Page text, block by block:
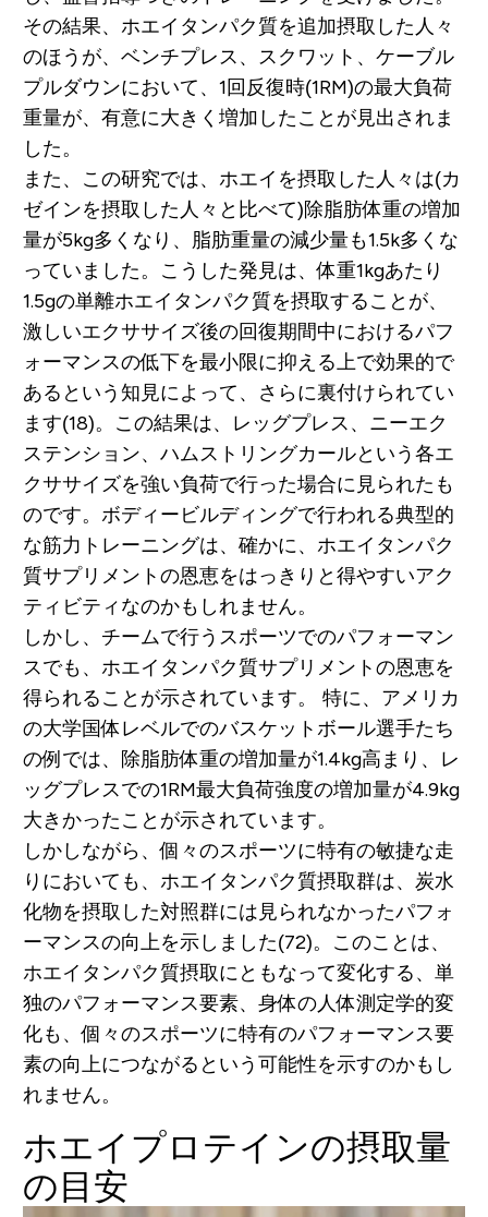
その結果、ホエイタンパク質を追加摂取した人々
のほうが、ベンチプレス、スクワット、ケーブル
プルダウンにおいて、1回反復時(1RM)の最大負荷
重量が、有意に大きく増加したことが見出されま
した。
また、この研究では、ホエイを摂取した人々は(カ
ゼインを摂取した人々と比べて)除脂肪体重の増加
量が5kg多くなり、脂肪重量の減少量も1.5k多くな
っていました。こうした発見は、体重1kgあたり
1.5gの単離ホエイタンパク質を摂取することが、
激しいエクササイズ後の回復期間中におけるパフ
ォーマンスの低下を最小限に抑える上で効果的で
あるという知見によって、さらに裏付けられてい
ます(18)。この結果は、レッグプレス、ニーエク
ステンション、ハムストリングカールという各エ
クササイズを強い負荷で行った場合に見られたも
のです。ボディービルディングで行われる典型的
な筋力トレーニングは、確かに、ホエイタンパク
質サプリメントの恩恵をはっきりと得やすいアク
ティビティなのかもしれません。
しかし、チームで行うスポーツでのパフォーマン
スでも、ホエイタンパク質サプリメントの恩恵を
得られることが示されています。 特に、アメリカ
の大学国体レベルでのバスケットボール選手たち
の例では、除脂肪体重の増加量が1.4kg高まり、レ
ッグプレスでの1RM最大負荷強度の増加量が4.9kg
大きかったことが示されています。
しかしながら、個々のスポーツに特有の敏捷な走
りにおいても、ホエイタンパク質摂取群は、炭水
化物を摂取した対照群には見られなかったパフォ
ーマンスの向上を示しました(72)。このことは、
ホエイタンパク質摂取にともなって変化する、単
独のパフォーマンス要素、身体の人体測定学的変
化も、個々のスポーツに特有のパフォーマンス要
素の向上につながるという可能性を示すのかもし
れません。
ホエイプロテインの摂取量
の目安